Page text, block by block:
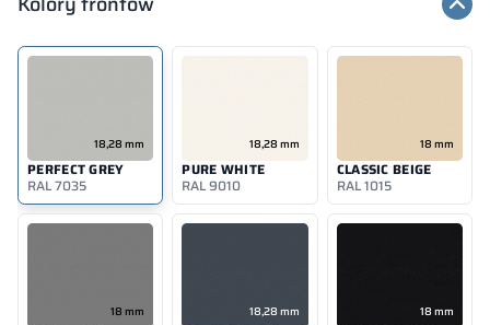
18,28 mm
PERFECT GREY
RAL 7035
18,28 mm
PURE WHITE
RAL 9010
18 mm
CLASSIC BEIGE
RAL 1015
18 mm 18,28 mm 18 mm